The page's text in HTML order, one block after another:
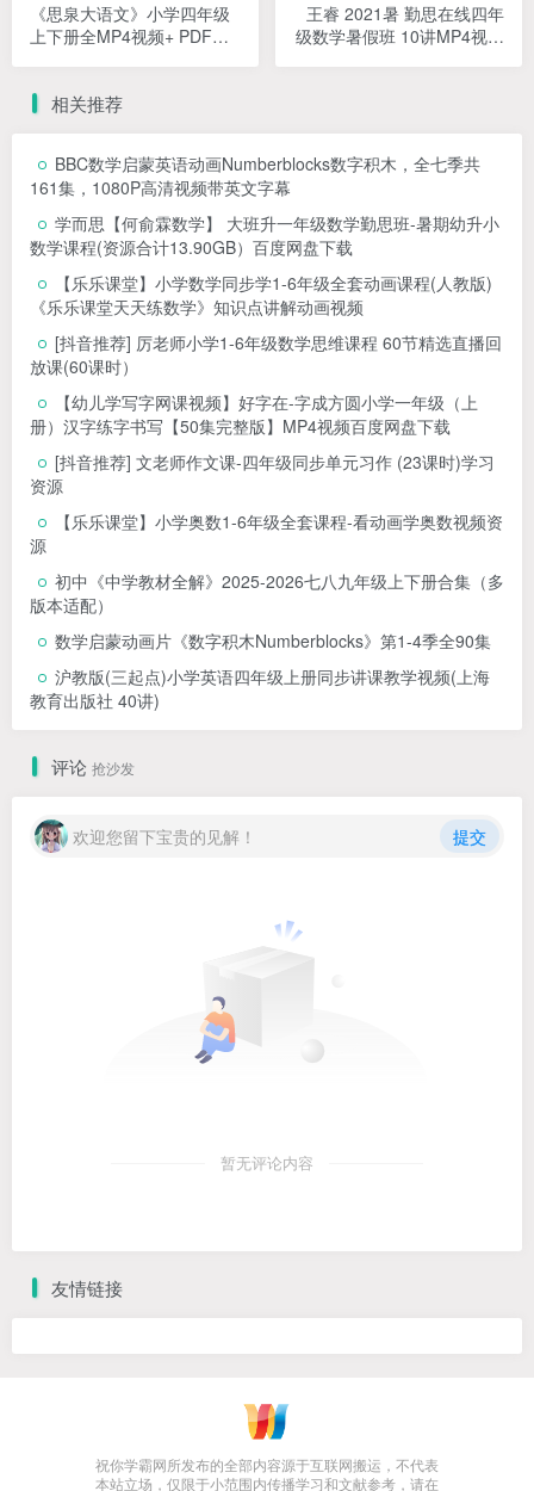
《思泉大语文》小学四年级
上下册全MP4视频+ PDF讲
王睿 2021暑 勤思在线四年
级数学暑假班 10讲MP4视频
相关推荐
BBC数学启蒙英语动画Numberblocks数字积木，全七季共
161集，1080P高清视频带英文字幕
学而思【何俞霖数学】 大班升一年级数学勤思班-暑期幼升小
数学课程(资源合计13.90GB）百度网盘下载
【乐乐课堂】小学数学同步学1-6年级全套动画课程(人教版)
《乐乐课堂天天练数学》知识点讲解动画视频
[抖音推荐] 厉老师小学1-6年级数学思维课程 60节精选直播回
放课(60课时）
【幼儿学写字网课视频】好字在-字成方圆小学一年级（上
册）汉字练字书写【50集完整版】MP4视频百度网盘下载
[抖音推荐] 文老师作文课-四年级同步单元习作 (23课时)学习
资源
【乐乐课堂】小学奥数1-6年级全套课程-看动画学奥数视频资
源
初中《中学教材全解》2025-2026七八九年级上下册合集（多
版本适配）
数学启蒙动画片《数字积木Numberblocks》第1-4季全90集
沪教版(三起点)小学英语四年级上册同步讲课教学视频(上海
教育出版社 40讲)
评论 抢沙发
欢迎您留下宝贵的见解！ 提交
暂无评论内容
友情链接
祝你学霸网所发布的全部内容源于互联网搬运，不代表
本站立场，仅限于小范围内传播学习和文献参考，请在